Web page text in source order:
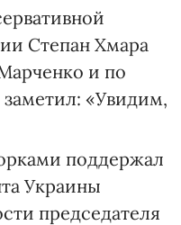
Степан Хмара
и по
«Увидим,
поддержал
Украины
председателя